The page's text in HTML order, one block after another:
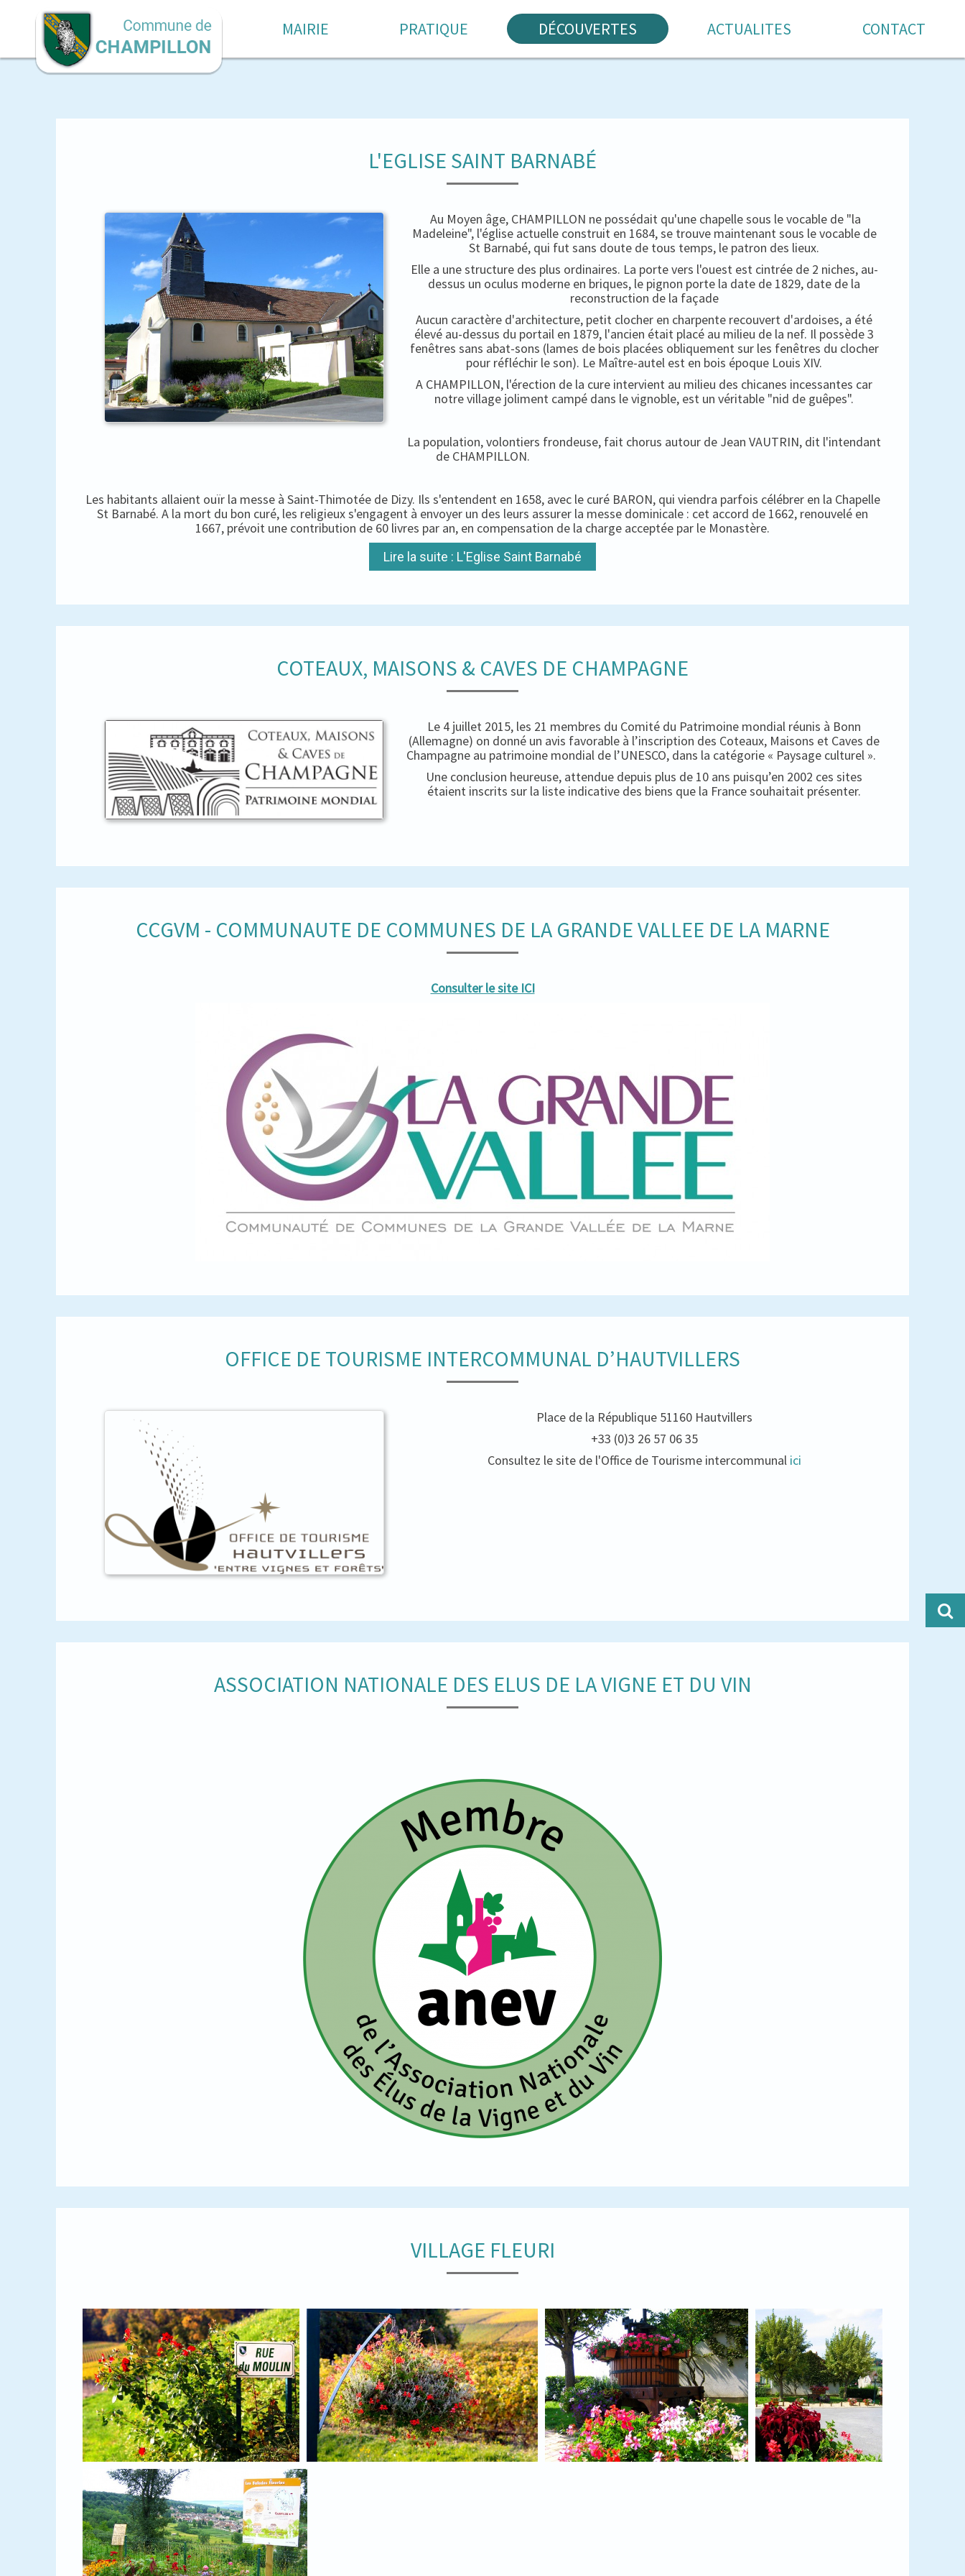
MAIRIE PRATIQUE DÉCOUVERTES ACTUALITES CONTACT
L'EGLISE SAINT BARNABÉ
Au Moyen âge, CHAMPILLON ne possédait qu'une chapelle sous le vocable de "la
Madeleine", l'église actuelle construit en 1684, se trouve maintenant sous le vocable de
St Barnabé, qui fut sans doute de tous temps, le patron des lieux.
Elle a une structure des plus ordinaires. La porte vers l'ouest est cintrée de 2 niches, au-
dessus un oculus moderne en briques, le pignon porte la date de 1829, date de la
reconstruction de la façade
Aucun caractère d'architecture, petit clocher en charpente recouvert d'ardoises, a été
élevé au-dessus du portail en 1879, l'ancien était placé au milieu de la nef. Il possède 3
fenêtres sans abat-sons (lames de bois placées obliquement sur les fenêtres du clocher
pour réfléchir le son). Le Maître-autel est en bois époque Louis XIV.
A CHAMPILLON, l'érection de la cure intervient au milieu des chicanes incessantes car
notre village joliment campé dans le vignoble, est un véritable "nid de guêpes".
La population, volontiers frondeuse, fait chorus autour de Jean VAUTRIN, dit l'intendant
de CHAMPILLON.
Les habitants allaient ouïr la messe à Saint-Thimotée de Dizy. Ils s'entendent en 1658, avec le curé BARON, qui viendra parfois célébrer en la Chapelle
St Barnabé. A la mort du bon curé, les religieux s'engagent à envoyer un des leurs assurer la messe dominicale : cet accord de 1662, renouvelé en
1667, prévoit une contribution de 60 livres par an, en compensation de la charge acceptée par le Monastère.
Lire la suite : L'Eglise Saint Barnabé
COTEAUX, MAISONS & CAVES DE CHAMPAGNE
Le 4 juillet 2015, les 21 membres du Comité du Patrimoine mondial réunis à Bonn
(Allemagne) on donné un avis favorable à l’inscription des Coteaux, Maisons et Caves de
Champagne au patrimoine mondial de l’UNESCO, dans la catégorie « Paysage culturel ».
Une conclusion heureuse, attendue depuis plus de 10 ans puisqu’en 2002 ces sites
étaient inscrits sur la liste indicative des biens que la France souhaitait présenter.
CCGVM - COMMUNAUTE DE COMMUNES DE LA GRANDE VALLEE DE LA MARNE
Consulter le site ICI
OFFICE DE TOURISME INTERCOMMUNAL D’HAUTVILLERS
Place de la République 51160 Hautvillers
+33 (0)3 26 57 06 35
Consultez le site de l'Office de Tourisme intercommunal ici
ASSOCIATION NATIONALE DES ELUS DE LA VIGNE ET DU VIN
VILLAGE FLEURI